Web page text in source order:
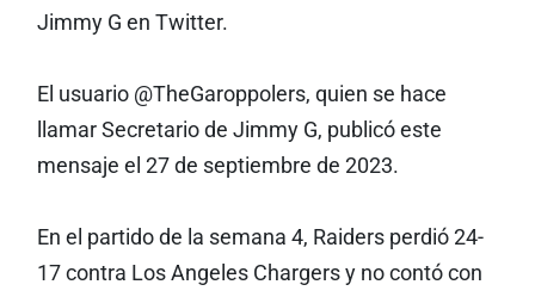
Jimmy G en Twitter.
El usuario @TheGaroppolers, quien se hace
llamar Secretario de Jimmy G, publicó este
mensaje el 27 de septiembre de 2023.
En el partido de la semana 4, Raiders perdió 24-
17 contra Los Angeles Chargers y no contó con